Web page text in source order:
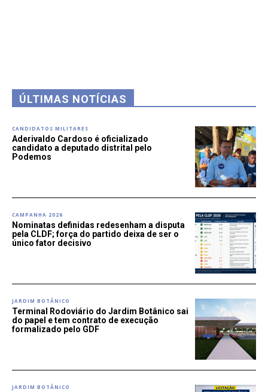
ÚLTIMAS NOTÍCIAS
CANDIDATOS MILITARES
Aderivaldo Cardoso é oficializado
candidato a deputado distrital pelo
Podemos
CAMPANHA 2026
Nominatas definidas redesenham a disputa
pela CLDF; força do partido deixa de ser o
único fator decisivo
JARDIM BOTÂNICO
Terminal Rodoviário do Jardim Botânico sai
do papel e tem contrato de execução
formalizado pelo GDF
JARDIM BOTÂNICO